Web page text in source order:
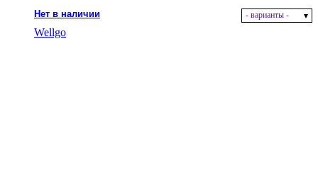
Нет в наличии - варианты -
Wellgo